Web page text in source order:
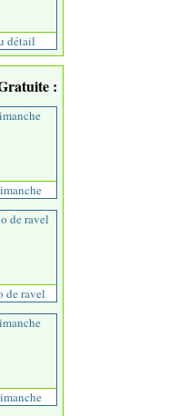
détail
:
de ravel